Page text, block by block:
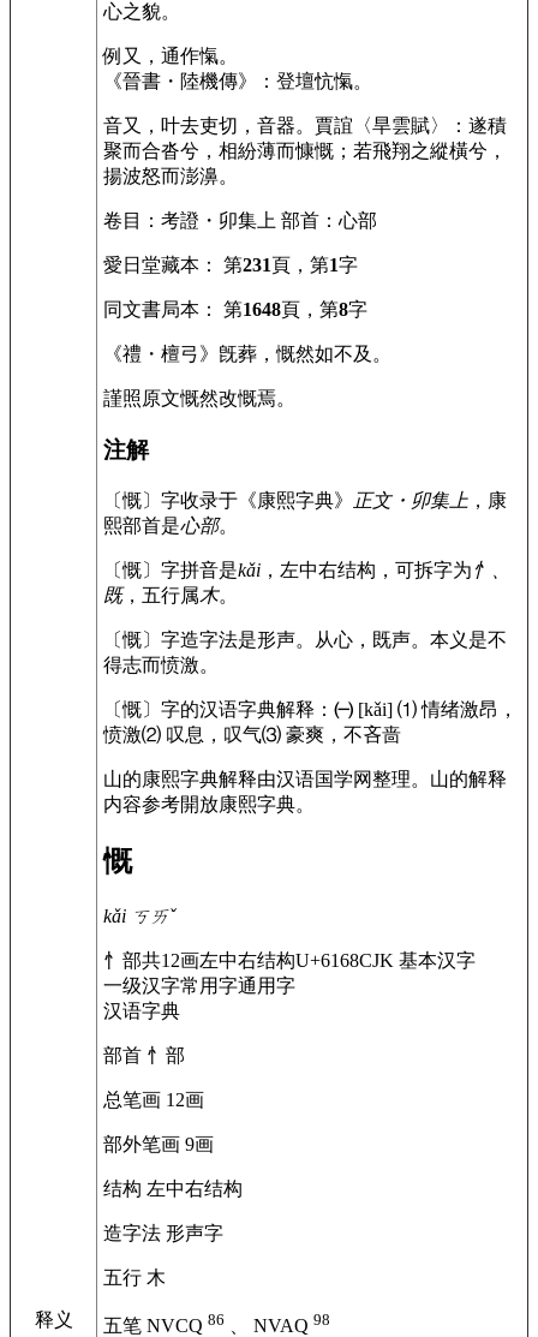
释义
心之貌。
例 又，通作愾。
《晉書・陸機傳》：登壇忼愾。
音又，叶去吏切，音器。賈誼〈旱雲賦〉：遂積
聚而合沓兮，相紛薄而慷慨；若飛翔之縱橫兮，
揚波怒而澎濞。
卷目 ：考證・卯集上 部首 ：心部
愛日堂藏本 ： 第231頁，第1字
同文書局本 ： 第1648頁，第8字
《禮・檀弓》旣葬，慨然如不及。
謹照原文慨然改慨焉。
注解
〔慨〕字收录于《康熙字典》 正文・卯集上 ，康
熙部首是心部。
〔慨〕字拼音是kǎi ，左中右结构，可拆字为 忄、
既，五行属木。
〔慨〕字造字法是形声。从心，既声。本义是不
得志而愤激。
〔慨〕字的汉语字典解释： ㈠ [kǎi] ⑴ 情绪激昂，
愤激⑵ 叹息，叹气⑶ 豪爽，不吝啬
山的康熙字典解释由汉语国学网整理。山的解释
内容参考開放康熙字典。
慨
kǎi ㄎㄞˇ
忄部共12画左中右结构U+6168CJK 基本汉字
一级汉字常用字通用字
汉语字典
部首 忄部
总笔画 12画
部外笔画 9画
结构 左中右结构
造字法 形声字
五行 木
五笔 NVCQ 86 、 NVAQ 98